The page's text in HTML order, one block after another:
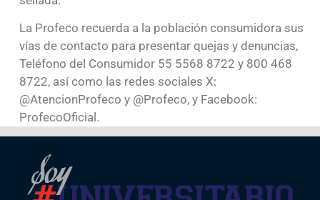
La Profeco recuerda a la población consumidora sus
vías de contacto para presentar quejas y denuncias,
Teléfono del Consumidor 55 5568 8722 y 800 468
8722, así como las redes sociales X:
@AtencionProfeco y @Profeco, y Facebook:
ProfecoOficial.